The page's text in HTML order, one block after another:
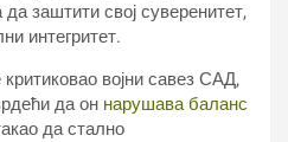
заштити свој суверенитет,
интегритет.
војни савез САД,
да он нарушава баланс
да стално